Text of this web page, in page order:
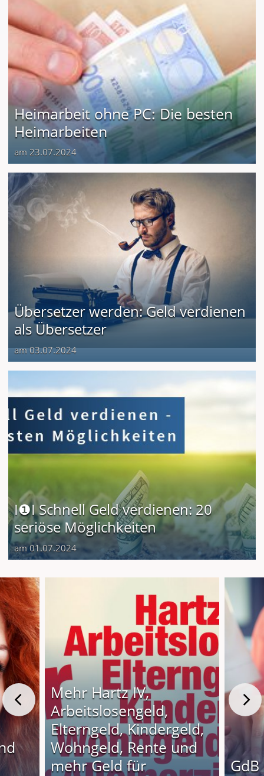
Heimarbeit ohne PC: Die besten
Heimarbeiten
am 23.07.2024
Übersetzer werden: Geld verdienen
als Übersetzer
am 03.07.2024
I❶I Schnell Geld verdienen: 20
seriöse Möglichkeiten
am 01.07.2024
Mehr Hartz IV,
Arbeitslosengeld,
Elterngeld, Kindergeld,
Wohngeld, Rente und
mehr Geld für